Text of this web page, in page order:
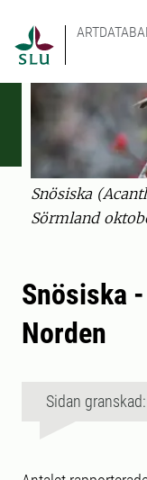
Snösiska
Sörmland
Snösiska
Norden
Sidan